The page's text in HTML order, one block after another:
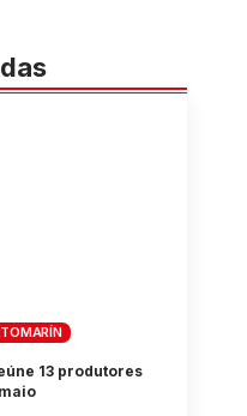
13 produtores